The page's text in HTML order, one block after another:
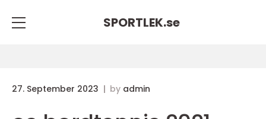
SPORTLEK.se
27. September 2023 by admin